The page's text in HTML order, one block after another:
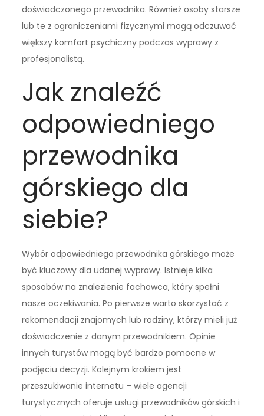
doświadczonego przewodnika. Również osoby starsze
lub te z ograniczeniami fizycznymi mogą odczuwać
większy komfort psychiczny podczas wyprawy z
profesjonalistą.
Jak znaleźć
odpowiedniego
przewodnika
górskiego dla
siebie?
Wybór odpowiedniego przewodnika górskiego może
być kluczowy dla udanej wyprawy. Istnieje kilka
sposobów na znalezienie fachowca, który spełni
nasze oczekiwania. Po pierwsze warto skorzystać z
rekomendacji znajomych lub rodziny, którzy mieli już
doświadczenie z danym przewodnikiem. Opinie
innych turystów mogą być bardzo pomocne w
podjęciu decyzji. Kolejnym krokiem jest
przeszukiwanie internetu – wiele agencji
turystycznych oferuje usługi przewodników górskich i